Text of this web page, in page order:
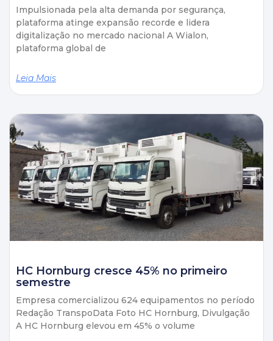
Impulsionada pela alta demanda por segurança,
plataforma atinge expansão recorde e lidera
digitalização no mercado nacional A Wialon,
plataforma global de
Leia Mais
HC Hornburg cresce 45% no primeiro
semestre
Empresa comercializou 624 equipamentos no período
Redação TranspoData Foto HC Hornburg, Divulgação
A HC Hornburg elevou em 45% o volume